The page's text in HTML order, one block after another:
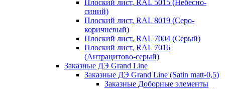
Плоский лист, RAL 5015 (Небесно-
синий)
Плоский лист, RAL 8019 (Серо-
коричневый)
Плоский лист, RAL 7004 (Серый)
Плоский лист, RAL 7016
(Антрацитово-серый)
Заказные ДЭ Grand Line
Заказные ДЭ Grand Line (Satin matt-0,5)
Заказные Доборные элементы